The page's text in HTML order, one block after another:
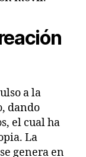
a la
dando
el cual ha
La
genera en